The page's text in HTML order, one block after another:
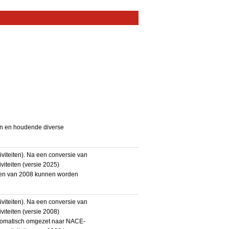
en houdende diverse
Na een conversie van
(versie 2025)
van 2008 kunnen worden
Na een conversie van
(versie 2008)
omgezet naar NACE-